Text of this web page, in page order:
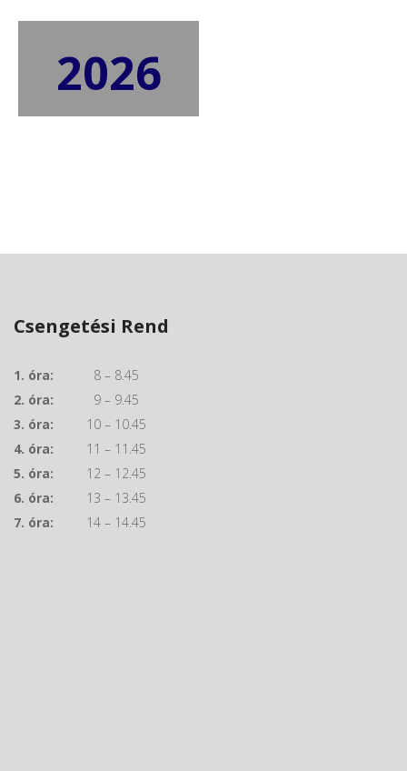
2026
Csengetési Rend
1. óra: 8 – 8.45
2. óra: 9 – 9.45
3. óra: 10 – 10.45
4. óra: 11 – 11.45
5. óra: 12 – 12.45
6. óra: 13 – 13.45
7. óra: 14 – 14.45